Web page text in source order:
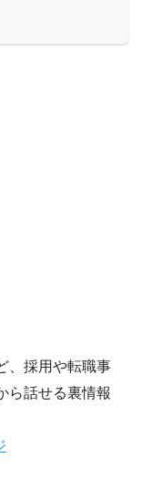
、採用や転職事
ら話せる裏情報